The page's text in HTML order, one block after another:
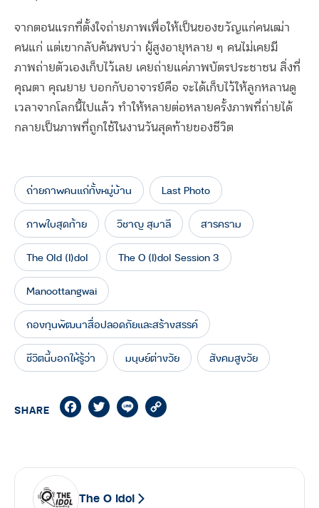
จากตอนแรกที่ตั้งใจถ่ายภาพเพื่อให้เป็นของขวัญแก่คนเฒ่า
คนแก่ แต่เขากลับค้นพบว่า ผู้สูงอายุหลาย ๆ คนไม่เคยมี
ภาพถ่ายตัวเองเก็บไว้เลย เคยถ่ายแค่ภาพบัตรประชาชน สิ่งที่
คุณตา คุณยาย บอกกับอาจารย์คือ จะได้เก็บไว้ให้ลูกหลานดู
เวลาจากโลกนี้ไปแล้ว ทำให้หลายต่อหลายครั้งภาพที่ถ่ายได้
กลายเป็นภาพที่ถูกใช้ในงานวันสุดท้ายของชีวิต
ถ่ายภาพคนแก่ทั้งหมู่บ้าน Last Photo
ภาพใบสุดท้าย วิชาญ สุมาลี สารคราม
The Old (I)dol The O (I)dol Session 3
Manoottangwai
กองทุนพัฒนาสื่อปลอดภัยและสร้างสรรค์
ชีวิตนี้บอกให้รู้ว่า มนุษย์ต่างวัย สังคมสูงวัย
SHARE FacebookTwitterLine
The O Idol